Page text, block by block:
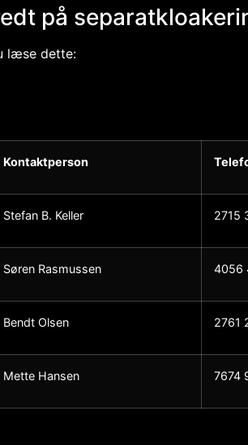
på
læse dette:
Kontaktperson
Stefan B. Keller 2715
Søren Rasmussen 4056
Bendt Olsen 2761
Mette Hansen 7674